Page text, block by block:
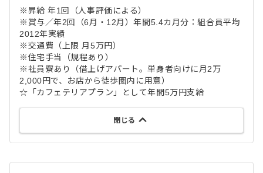
※昇給 年1回（人事評価による）
※賞与／年2回（6月・12月）年間5.4カ月分：組合員平均
2012年実績
※交通費（上限 月5万円）
※住宅手当（規程あり）
※社員寮あり（借上げアパート。単身者向けに月2万
2,000円で、お店から徒歩圏内に用意）
☆「カフェテリアプラン」として年間5万円支給
閉じる